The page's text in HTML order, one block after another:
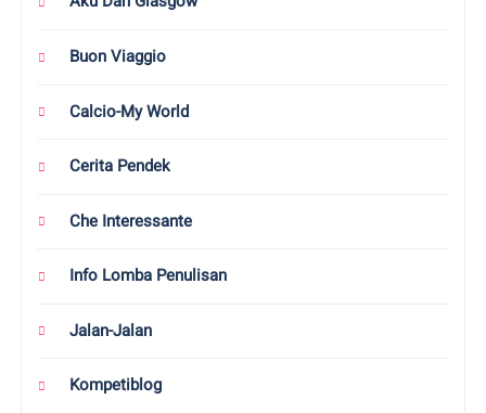
Buon Viaggio
Calcio-My World
Cerita Pendek
Che Interessante
Info Lomba Penulisan
Jalan-Jalan
Kompetiblog